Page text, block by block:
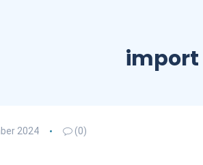
import
2024 (0)